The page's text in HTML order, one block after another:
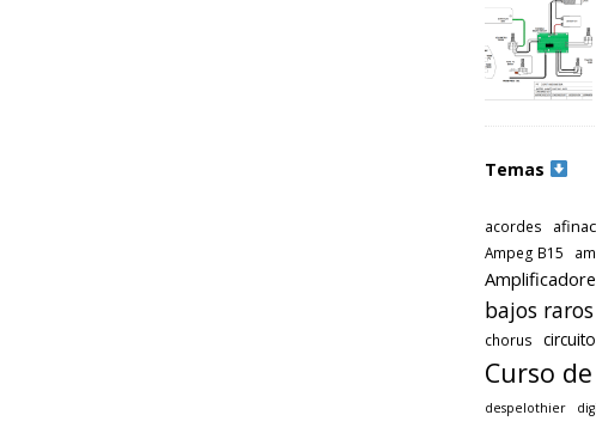
Temas
acordes
Ampeg B15
bajos raros
chorus
Curso
despelothier